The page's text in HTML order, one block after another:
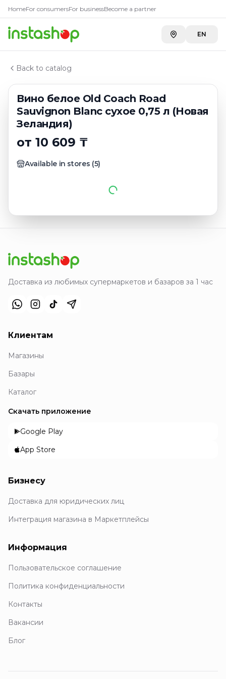
HomeFor consumersFor businessBecome a partner
EN
Back to catalog
Вино белое Old Coach Road
Sauvignon Blanc сухое 0,75 л (Новая
Зеландия)
от 10 609 ₸
Available in stores (5)
Главная
Каталог
Белые вина новой зеландии
Вино белое Old Coach Road Sauvignon Blanc сухое
КупитьВино белое Old
Carefood—11 279 ₸
Доставка из любимых супермаркетов и базаров за 1 час
Клиентам
Магазины
Базары
Каталог
Скачать приложение
Google Play
App Store
Бизнесу
Доставка для юридических лиц
Интеграция магазина в Маркетплейсы
Информация
Пользовательское соглашение
Политика конфиденциальности
Контакты
Вакансии
Блог